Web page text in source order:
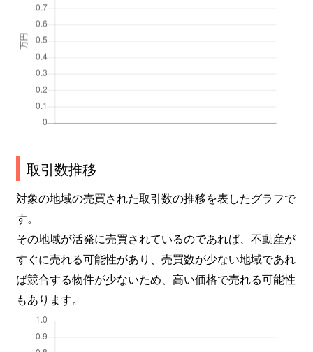
取引数推移
対象の地域の売買された取引数の推移を表したグラフで
す。
その地域が活発に売買されているのであれば、不動産が
すぐに売れる可能性があり、売買数が少ない地域であれ
ば競合する物件が少ないため、高い価格で売れる可能性
もあります。